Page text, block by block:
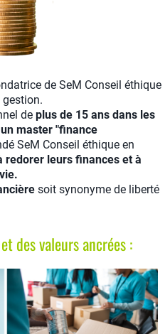
de SeM Conseil éthique
de plus de 15 ans dans les
master "finance
SeM Conseil éthique en
leurs finances et à
soit synonyme de liberté
des valeurs ancrées :